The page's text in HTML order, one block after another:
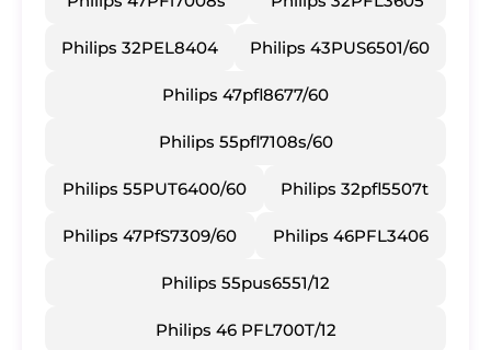
Philips 32PEL8404 Philips 43PUS6501/60
Philips 47pfl8677/60
Philips 55pfl7108s/60
Philips 55PUT6400/60 Philips 32pfl5507t
Philips 47PfS7309/60 Philips 46PFL3406
Philips 55pus6551/12
Philips 46 PFL700T/12